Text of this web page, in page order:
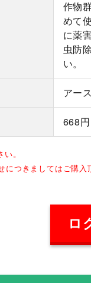
作物
めて
に薬
虫防
い。
アー
668円
。
つきましてはご購入
ロ